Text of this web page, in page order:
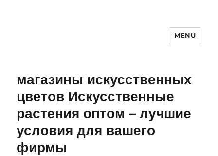
MENU
магазины искусственных
цветов Искусственные
растения оптом – лучшие
условия для вашего
фирмы